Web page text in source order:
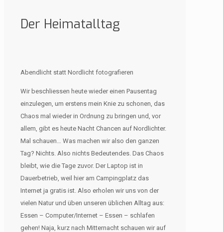
Der Heimatalltag
Abendlicht statt Nordlicht fotografieren
Wir beschliessen heute wieder einen Pausentag
einzulegen, um erstens mein Knie zu schonen, das
Chaos mal wieder in Ordnung zu bringen und, vor
allem, gibt es heute Nacht Chancen auf Nordlichter.
Mal schauen… Was machen wir also den ganzen
Tag? Nichts. Also nichts Bedeutendes. Das Chaos
bleibt, wie die Tage zuvor. Der Laptop ist in
Dauerbetrieb, weil hier am Campingplatz das
Internet ja gratis ist. Also erholen wir uns von der
vielen Natur und üben unseren üblichen Alltag aus:
Essen – Computer/Internet – Essen – schlafen
gehen! Naja, kurz nach Mitternacht schauen wir auf